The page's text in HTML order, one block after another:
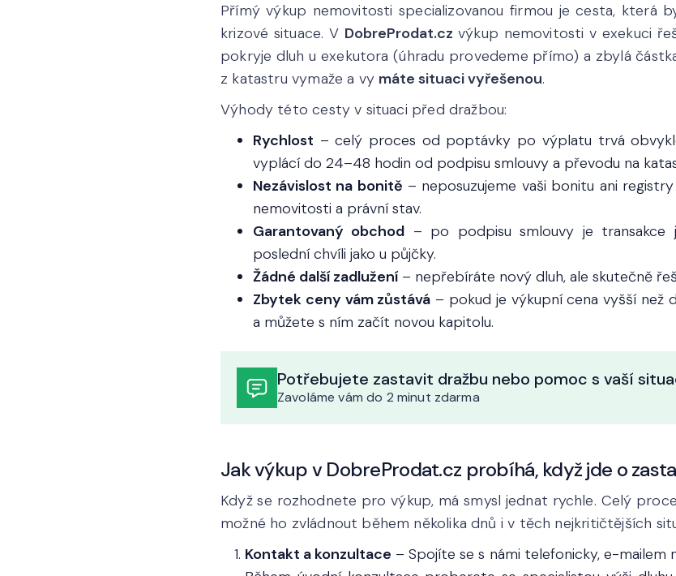
Přímý výkup nemovitosti specializovanou firmou je cesta, která
krizové situace. V DobreProdat.cz výkup nemovitosti v exekuci
pokryje dluh u exekutora (úhradu provedeme přímo) a zbylá
z katastru vymaže a vy máte situaci vyřešenou.
Výhody této cesty v situaci před dražbou:
Rychlost – celý proces od poptávky po výplatu trvá
vyplácí do 24–48 hodin od podpisu smlouvy a převodu na
Nezávislost na bonitě – neposuzujeme vaši bonitu ani
nemovitosti a právní stav.
Garantovaný obchod – po podpisu smlouvy je transakce
poslední chvíli jako u půjčky.
Žádné další zadlužení – nepřebíráte nový dluh, ale skutečně
Zbytek ceny vám zůstává – pokud je výkupní cena vyšší než
a můžete s ním začít novou kapitolu.
Potřebujete zastavit dražbu nebo pomoc s vaší
Zavoláme vám do 2 minut zdarma
Jak výkup v DobreProdat.cz probíhá, když jde o
Když se rozhodnete pro výkup, má smysl jednat rychle. Celý
možné ho zvládnout během několika dnů i v těch nejkritičtějších
Kontakt a konzultace – Spojíte se s námi telefonicky, e-